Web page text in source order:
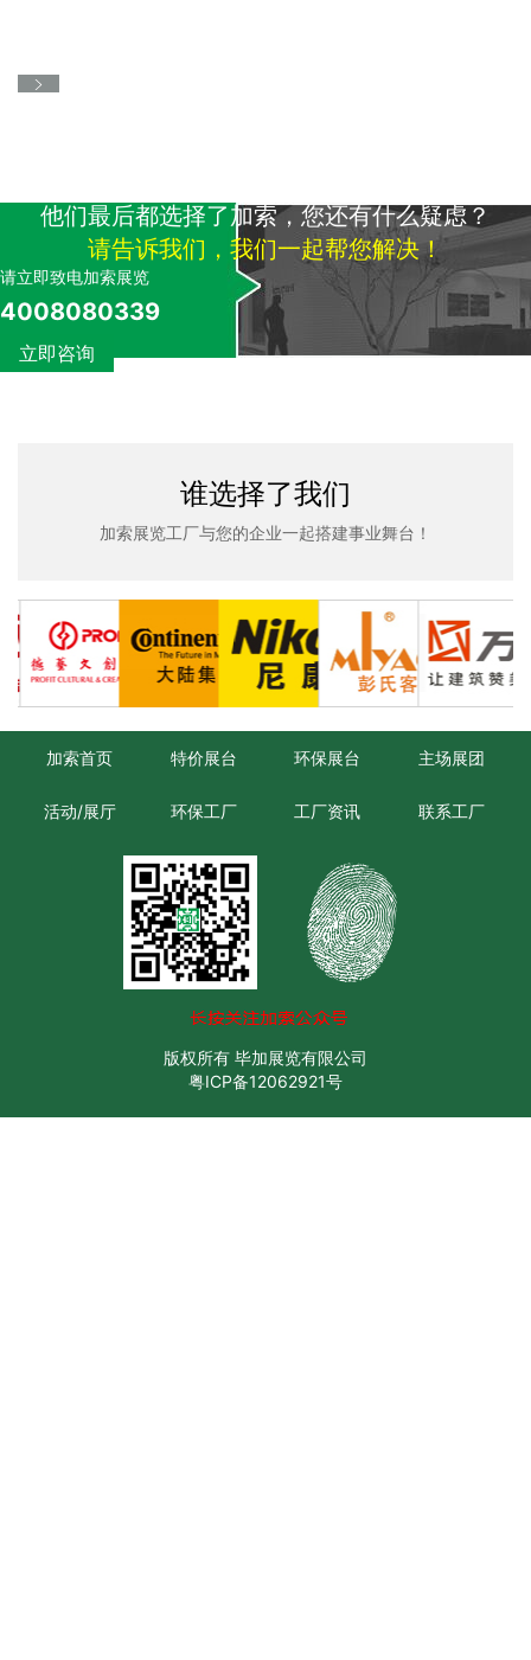
他们最后都选择了加索，您还有什么疑虑？
请告诉我们，我们一起帮您解决！
请立即致电加索展览
4008080339
立即咨询
谁选择了我们
加索展览工厂与您的企业一起搭建事业舞台！
加索首页 特价展台 环保展台 主场展团
活动/展厅 环保工厂 工厂资讯 联系工厂
版权所有 毕加展览有限公司
粤ICP备12062921号